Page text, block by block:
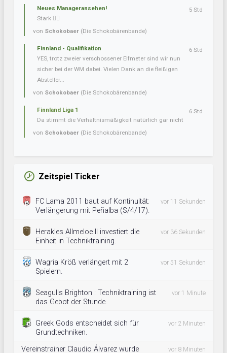
Neues Manageransehen!
Stark 👍🏼
von Schokobaer (Die Schokobärenbande)
5 Std
Finnland - Qualifikation
YES, trotz zweier verschossener Elfmeter sind wir nun
sicher bei der WM dabei. Vielen Dank an die fleißigen
Absteller...
von Schokobaer (Die Schokobärenbande)
6 Std
Finnland Liga 1
Da stimmt die Verhältnismäßigkeit natürlich gar nicht
von Schokobaer (Die Schokobärenbande)
6 Std
Zeitspiel Ticker
FC Lama 2011 baut auf Kontinuität:
Verlängerung mit Peñalba (S/4/17).
vor 11 Sekunden
Herakles Allmeloe II investiert die
Einheit in Techniktraining.
vor 36 Sekunden
Wagria Kröß verlängert mit 2
Spielern.
vor 51 Sekunden
Seagulls Brighton : Techniktraining ist
das Gebot der Stunde.
vor 1 Minute
Greek Gods entscheidet sich für
Grundtechniken.
vor 2 Minuten
Vereinstrainer Claudio Álvarez wurde
vor 8 Minuten